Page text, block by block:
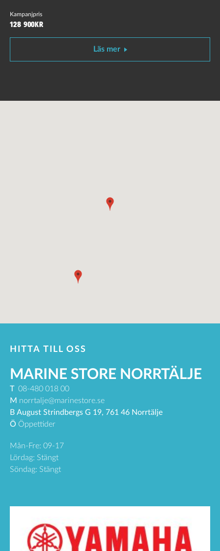
Kampanjpris
128 900kr
Läs mer
HITTA TILL OSS
MARINE STORE NORRTÄLJE
T08-480 018 00
M norrtalje@marinestore.se
BAugust Strindbergs G 19, 761 46 Norrtälje
Ö Öppettider
Mån-Fre: 09-17
Lördag: Stängt
Söndag: Stängt